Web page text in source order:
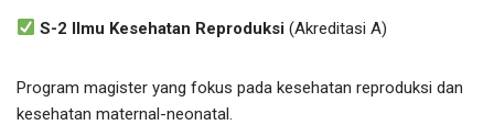
S-2 Ilmu Kesehatan Reproduksi (Akreditasi A)
Program magister yang fokus pada kesehatan reproduksi dan
kesehatan maternal-neonatal.